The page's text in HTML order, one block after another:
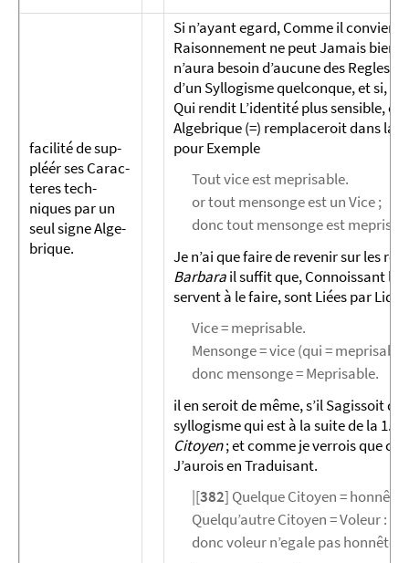
facilité de sup­
pléér ses Ca­rac­
teres tech­
niques par un
seul signe Al­ge­
brique.
Si n’ayant egard, Comme il
Raisonnement ne peut Jamais bien
n’aura besoin d’aucune des Regles
d’un Syllogisme quelconque, et si,
Qui rendit L’identité plus sensible,
Algebrique (=) remplaceroit dans la
pour Exemple
Tout vice est meprisable.
or tout mensonge est un Vice ;
donc tout mensonge est
Je n’ai que faire de revenir sur les
Barbarail suffit que, Connoissant la
servent à le faire, sont Liées par
Vice = meprisable.
Mensonge = vice (qui =
donc mensonge = Meprisable.
il en seroit de même, s’il Sagissoit
syllogisme qui est à la suite de la 1.
Citoyen; et comme je verrois que
J’aurois en Traduisant.
|[382] Quelque Citoyen = honnête
Quelqu’autre Citoyen = Voleur :
donc voleur n’egale pas honnête